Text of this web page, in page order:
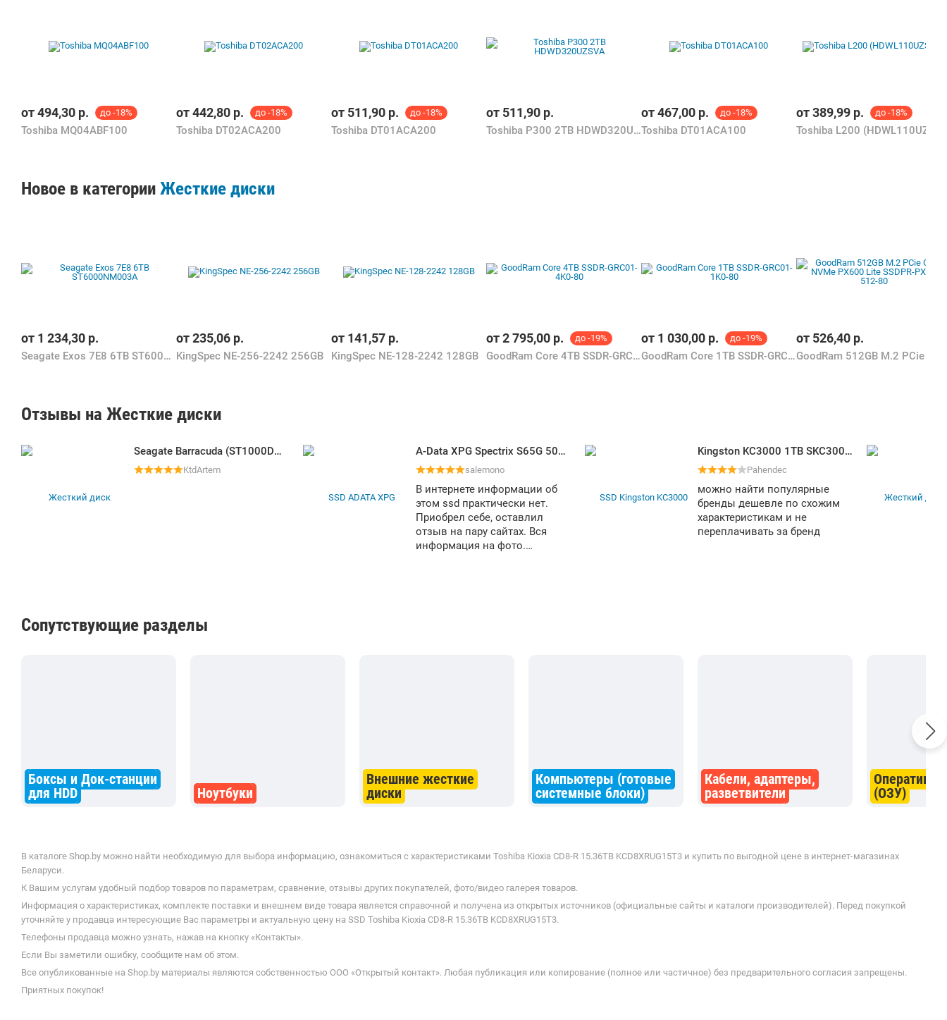
от494,30 р. до -18%
Toshiba MQ04ABF100
от442,80 р. до -18%
Toshiba DT02ACA200
от 511,90 р. до -18%
Toshiba DT01ACA200
от 511,90 р.
Toshiba P300 2TB HDWD320UZSVA
от467,00 р. до -18%
Toshiba DT01ACA100
от389,99 р. до -18%
Новое в категории Жесткие диски
от 1 234,30 р.
Seagate Exos 7E8 6TB ST6000NM003A
от235,06 р.
KingSpec NE-256-2242 256GB
от 141,57 р.
KingSpec NE-128-2242 128GB
от2 795,00 р. до -19%
GoodRam Core 4TB SSDR-GRC01-4K0-80
от 1 030,00 р. до -19%
GoodRam Core 1TB SSDR-GRC01-1K0-80
от 526,40 р.
Отзывы на Жесткие диски
Seagate Barracuda (ST1000DM010)
KtdArtem
A-Data XPG Spectrix S65G 500GB SSPECTRIXS65G-500G-CI
salemono
В интернете информации об
этом ssd практически нет.
Приобрел себе, оставлил
отзыв на пару сайтах. Вся
информация на фото.
Kingston KC3000 1TB SKC3000S/1024G
Pahendec
можно найти популярные
бренды дешевле по схожим
характеристикам и не
переплачивать за бренд
Сопутствующие разделы
Боксы и Док-станции
для HDD
Ноутбуки
Внешние жесткие
диски
Компьютеры (готовые
системные блоки)
Кабели, адаптеры,
разветвители
(ОЗУ)
В каталоге Shop.by можно найти необходимую для выбора информацию, ознакомиться с характеристиками Toshiba Kioxia CD8-R 15.36TB KCD8XRUG15T3 и купить по выгодной цене в интернет-магазинах
Беларуси.
К Вашим услугам удобный подбор товаров по параметрам, сравнение, отзывы других покупателей, фото/видео галерея товаров.
Информация о характеристиках, комплекте поставки и внешнем виде товара является справочной и получена из открытых источников (официальные сайты и каталоги производителей). Перед покупкой
уточняйте у продавца интересующие Вас параметры и актуальную цену на SSD Toshiba Kioxia CD8-R 15.36TB KCD8XRUG15T3.
Телефоны продавца можно узнать, нажав на кнопку «Контакты».
Если Вы заметили ошибку, сообщите нам об этом.
Все опубликованные на Shop.by материалы являются собственностью ООО «Открытый контакт». Любая публикация или копирование (полное или частичное) без предварительного согласия запрещены.
Приятных покупок!